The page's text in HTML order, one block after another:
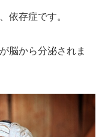
依存症です。
脳から分泌されま